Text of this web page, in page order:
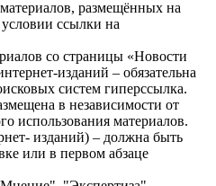
размещённых на
условии ссылки на
со страницы «Новости
изданий – обязательна
систем гиперссылка.
в независимости от
использования материалов.
изданий) – должна быть
или в первом абзаце